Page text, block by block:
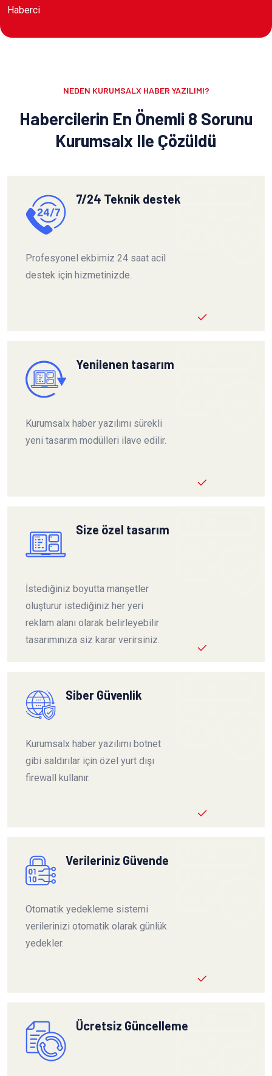
Haberci
NEDEN KURUMSALX HABER YAZILIMI?
Habercilerin En Önemli 8 Sorunu
Kurumsalx Ile Çözüldü
7/24 Teknik destek
Profesyonel ekbimiz 24 saat acil
destek için hizmetinizde.
Yenilenen tasarım
Kurumsalx haber yazılımı sürekli
yeni tasarım modülleri ilave edilir.
Size özel tasarım
İstediğiniz boyutta manşetler
oluşturur istediğiniz her yeri
reklam alanı olarak belirleyebilir
tasarımınıza siz karar verirsiniz.
Siber Güvenlik
Kurumsalx haber yazılımı botnet
gibi saldırılar için özel yurt dışı
firewall kullanır.
Verileriniz Güvende
Otomatik yedekleme sistemi
verilerinizi otomatik olarak günlük
yedekler.
Ücretsiz Güncelleme